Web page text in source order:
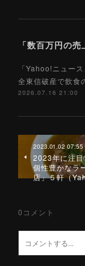
「Yahoo!ニュー
全東信破産で飲食
2026.07.16 21:00
2023.01.02 07:55
2023年に注
個性豊かなラ
店」５軒（
0 コメント